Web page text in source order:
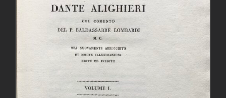
AGGIUNGI AL CARRELLO